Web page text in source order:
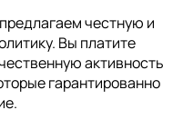
честную и
Вы платите
активность
гарантированно